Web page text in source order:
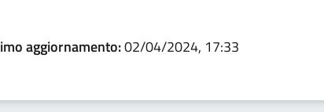
aggiornamento:02/04/2024, 17:33